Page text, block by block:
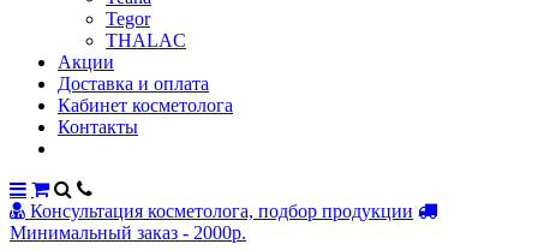
Tegor
THALAC
Акции
Доставка и оплата
Кабинет косметолога
Контакты
Консультация косметолога, подбор продукции
Минимальный заказ - 2000р.